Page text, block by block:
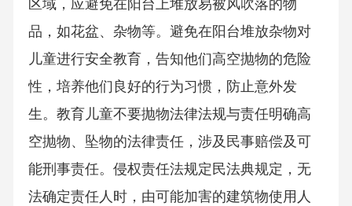
区域，应避免在阳台上堆放易被风吹落的物
品，如花盆、杂物等。避免在阳台堆放杂物对
儿童进行安全教育，告知他们高空抛物的危险
性，培养他们良好的行为习惯，防止意外发
生。教育儿童不要抛物法律法规与责任明确高
空抛物、坠物的法律责任，涉及民事赔偿及可
能刑事责任。侵权责任法规定民法典规定，无
法确定责任人时，由可能加害的建筑物使用人